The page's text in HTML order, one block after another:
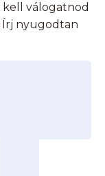
kell válogatnod
Írj nyugodtan